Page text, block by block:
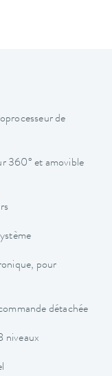
de
360° et amovible
pour
détachée
niveaux